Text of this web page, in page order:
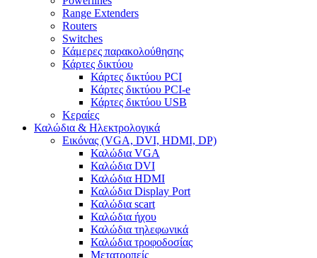
Range Extenders
Routers
Switches
Κάμερες παρακολούθησης
Κάρτες δικτύου
Κάρτες δικτύου PCI
Κάρτες δικτύου PCI-e
Κάρτες δικτύου USB
Κεραίες
Καλώδια & Ηλεκτρολογικά
Εικόνας (VGA, DVI, HDMI, DP)
Καλώδια VGA
Καλώδια DVI
Καλώδια HDMI
Καλώδια Display Port
Καλώδια scart
Καλώδια ήχου
Καλώδια τηλεφωνικά
Καλώδια τροφοδοσίας
Μετατροπείς